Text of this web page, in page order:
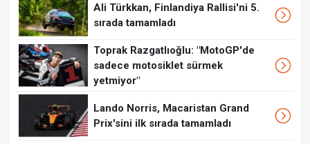
Ali Türkkan, Finlandiya Rallisi'ni 5.
sırada tamamladı
Toprak Razgatlıoğlu: "MotoGP'de
sadece motosiklet sürmek
yetmiyor"
Lando Norris, Macaristan Grand
Prix'sini ilk sırada tamamladı